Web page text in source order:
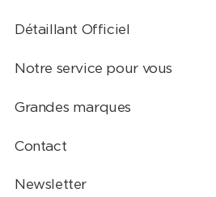
Détaillant Officiel
Notre service pour vous
Grandes marques
Contact
Newsletter